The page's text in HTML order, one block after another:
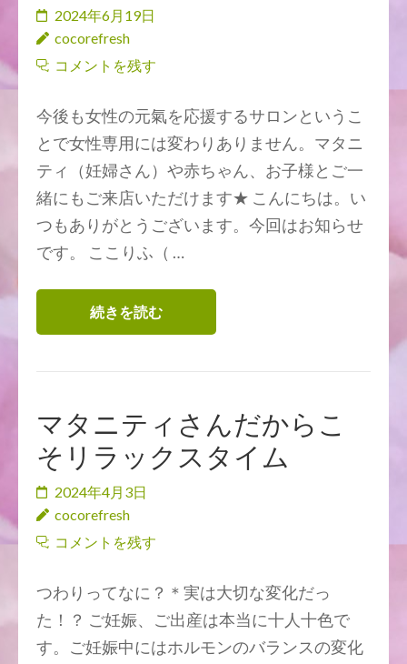
2024年6月19日
cocorefresh
コメントを残す
今後も女性の元氣を応援するサロンというこ
とで女性専用には変わりありません。マタニ
ティ（妊婦さん）や赤ちゃん、お子様とご一
緒にもご来店いただけます★ こんにちは。い
つもありがとうございます。今回はお知らせ
です。 ここりふ（ …
続きを読む
マタニティさんだからこ
そリラックスタイム
2024年4月3日
cocorefresh
コメントを残す
つわりってなに？＊実は大切な変化だっ
た！？ ご妊娠、ご出産は本当に十人十色で
す。ご妊娠中にはホルモンのバランスの変化